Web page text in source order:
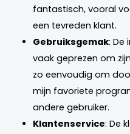
fantastisch, vooral
een tevreden klant.
Gebruiksgemak: De
vaak geprezen om
zo eenvoudig om
mijn favoriete
andere gebruiker.
Klantenservice: De